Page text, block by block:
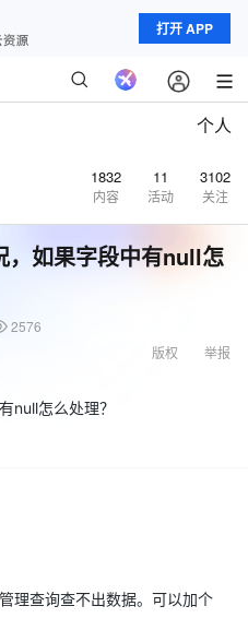
打开 APP
个人
1832
内容
11
活动
3102
关注
如果字段中有null怎
2576
举报
版权
null怎么处理？
理查询查不出数据。可以加个